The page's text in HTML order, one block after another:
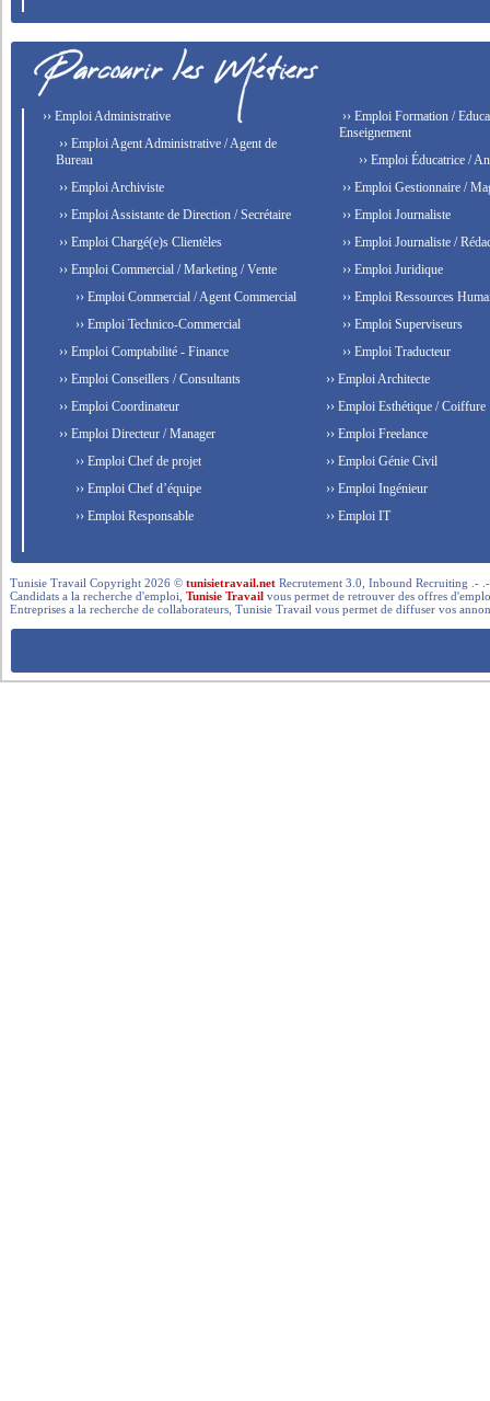
›› Emploi Administrative
›› Emploi Agent Administrative / Agent de
Bureau
›› Emploi Archiviste
›› Emploi Assistante de Direction / Secrétaire
›› Emploi Chargé(e)s Clientèles
›› Emploi Commercial / Marketing / Vente
›› Emploi Commercial / Agent Commercial
›› Emploi Technico-Commercial
›› Emploi Comptabilité - Finance
›› Emploi Conseillers / Consultants
›› Emploi Coordinateur
›› Emploi Directeur / Manager
›› Emploi Chef de projet
›› Emploi Chef d’équipe
›› Emploi Responsable
›› Emploi Formation /
Enseignement
›› Emploi Éducatrice /
›› Emploi Gestionnaire /
›› Emploi Journaliste
›› Emploi Journaliste /
›› Emploi Juridique
›› Emploi Ressources
›› Emploi Superviseurs
›› Emploi Traducteur
›› Emploi Architecte
›› Emploi Esthétique / Coiffure
›› Emploi Freelance
›› Emploi Génie Civil
›› Emploi Ingénieur
›› Emploi IT
Tunisie Travail Copyright 2026 ©tunisietravail.net Recrutement 3.0, Inbound Recruiting .-
Candidats a la recherche d'emploi,Tunisie Travail vous permet de retrouver des offres
Entreprises a la recherche de collaborateurs, Tunisie Travail vous permet de diffuser vos